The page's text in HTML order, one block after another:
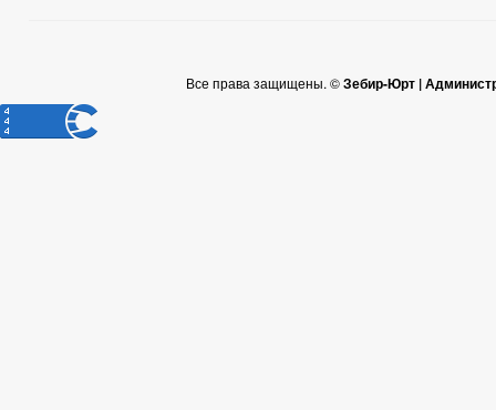
Все права защищены. ©Зебир-Юрт |